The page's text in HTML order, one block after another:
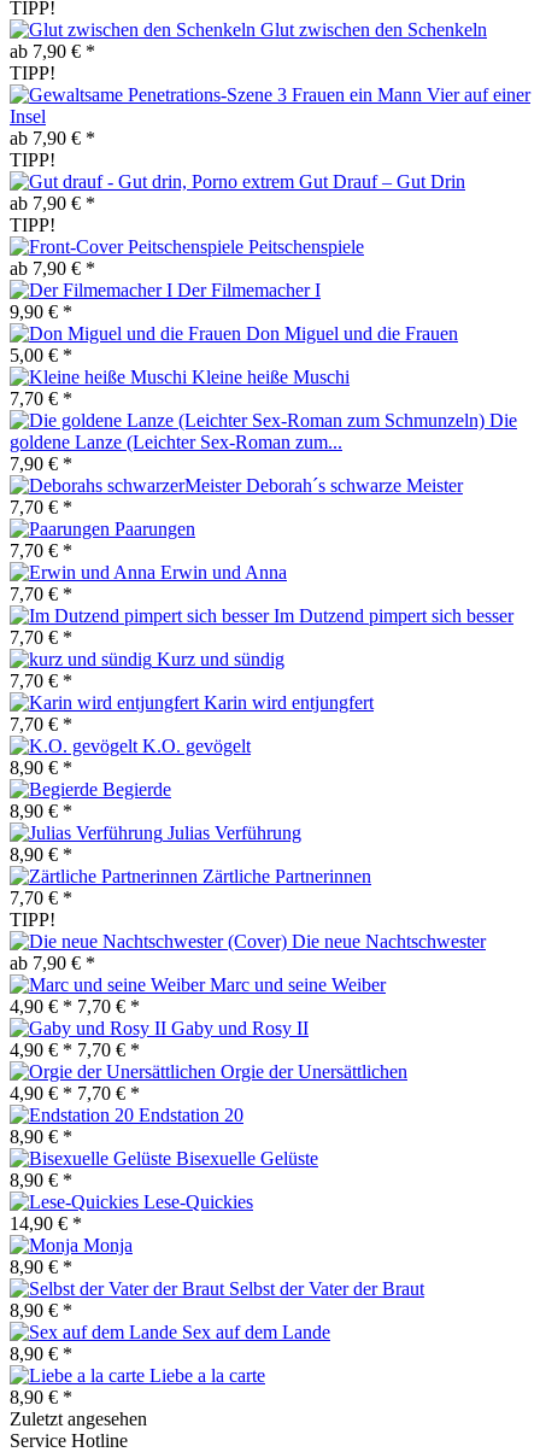
TIPP!
Glut zwischen den Schenkeln
ab 7,90 € *
TIPP!
Vier auf einer
Insel
ab 7,90 € *
TIPP!
Gut Drauf – Gut Drin
ab 7,90 € *
TIPP!
Peitschenspiele
ab 7,90 € *
Der Filmemacher I
9,90 € *
Don Miguel und die Frauen
5,00 € *
Kleine heiße Muschi
7,70 € *
Die
goldene Lanze (Leichter Sex-Roman zum...
7,90 € *
Deborah´s schwarze Meister
7,70 € *
Paarungen
7,70 € *
Erwin und Anna
7,70 € *
Im Dutzend pimpert sich besser
7,70 € *
Kurz und sündig
7,70 € *
Karin wird entjungfert
7,70 € *
K.O. gevögelt
8,90 € *
Begierde
8,90 € *
Julias Verführung
8,90 € *
Zärtliche Partnerinnen
7,70 € *
TIPP!
Die neue Nachtschwester
ab 7,90 € *
Marc und seine Weiber
4,90 € * 7,70 € *
Gaby und Rosy II
4,90 € * 7,70 € *
Orgie der Unersättlichen
4,90 € * 7,70 € *
Endstation 20
8,90 € *
Bisexuelle Gelüste
8,90 € *
Lese-Quickies
14,90 € *
Monja
8,90 € *
Selbst der Vater der Braut
8,90 € *
Sex auf dem Lande
8,90 € *
Liebe a la carte
8,90 € *
Zuletzt angesehen
Service Hotline